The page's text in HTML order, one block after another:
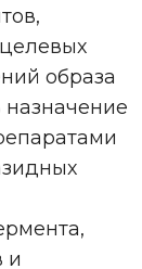
образа
и